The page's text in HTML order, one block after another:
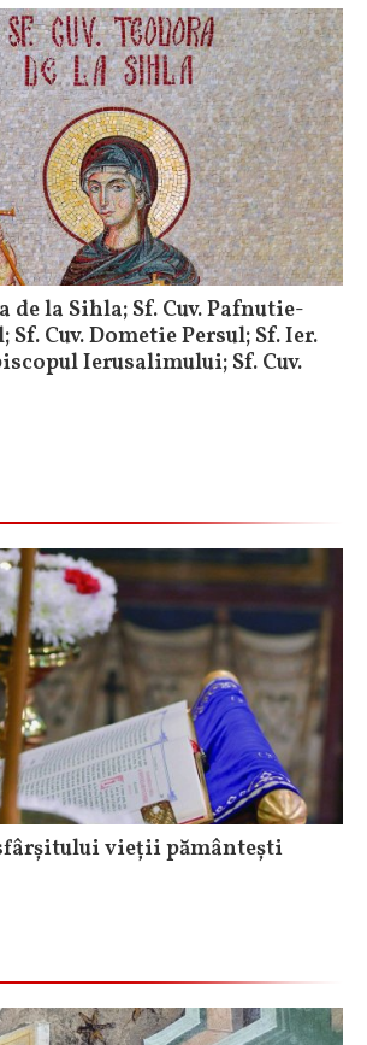
de la Sihla; Sf. Cuv. Pafnutie-
Sf. Cuv. Dometie Persul; Sf. Ier.
Ierusalimului; Sf. Cuv.
vieții pământești